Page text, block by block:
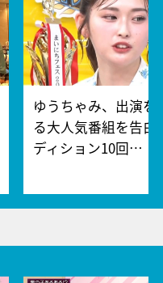
ゆうちゃみ、出演を
る大人気番組を告白
ディション10回…